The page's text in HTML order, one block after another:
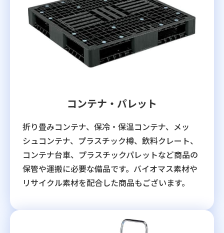
コンテナ・パレット
折り畳みコンテナ、保冷・保温コンテナ、メッ
シュコンテナ、プラスチック樽、飲料クレート、
コンテナ台車、プラスチックパレットなど商品の
保管や運搬に必要な備品です。バイオマス素材や
リサイクル素材を配合した商品もございます。